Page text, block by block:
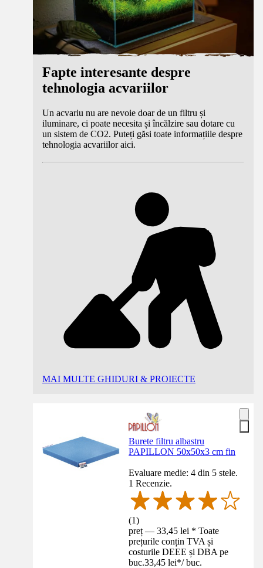
Fapte interesante despre
tehnologia acvariilor
Un acvariu nu are nevoie doar de un filtru și
iluminare, ci poate necesita și încălzire sau dotare cu
un sistem de CO2. Puteți găsi toate informațiile despre
tehnologia acvariilor aici.
MAI MULTE GHIDURI & PROIECTE
Burete filtru albastru
PAPILLON 50x50x3 cm fin
Evaluare medie: 4 din 5 stele.
1 Recenzie.
(1)
preț — 33,45 lei * Toate
prețurile conțin TVA și
costurile DEEE și DBA pe
buc.33,45 lei*/ buc.